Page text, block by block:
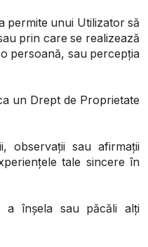
permite unui Utilizator să
prin care se realizează
persoană, sau percepția
un Drept de Proprietate
observații sau afirmații
tale sincere în
a înșela sau păcăli alți